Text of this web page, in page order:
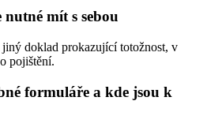
mít s sebou
doklad prokazující totožnost, v
pojištění.
formuláře a kde jsou k